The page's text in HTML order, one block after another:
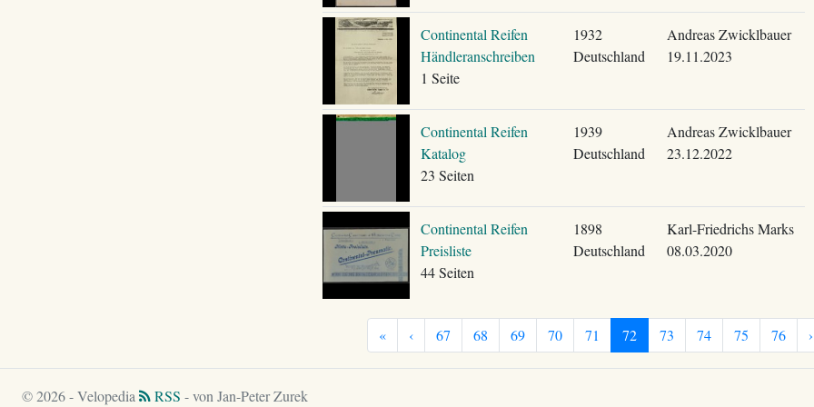
Continental Reifen
Händleranschreiben
1 Seite
1932
Deutschland
Andreas Zwicklbauer
19.11.2023
Continental Reifen
Katalog
23 Seiten
1939
Deutschland
Andreas Zwicklbauer
23.12.2022
Continental Reifen
Preisliste
44 Seiten
1898
Deutschland
Karl-Friedrichs Marks
08.03.2020
« ‹ 67 68 69 70 71 72 73 74 75 76 ›
© 2026 - Velopedia RSS - von Jan-Peter Zurek